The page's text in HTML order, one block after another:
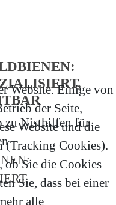
zu Nisthilfen für
Website. Einige von
der Seite,
Website und die
(Tracking Cookies).
ob Sie die Cookies
Sie, dass bei einer
alle